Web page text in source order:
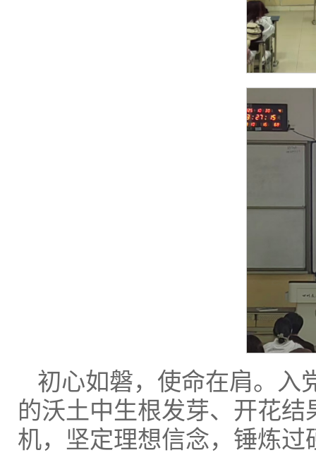
初心如磐，使命在肩。入
的沃土中生根发芽、开花
机，坚定理想信念，锤炼